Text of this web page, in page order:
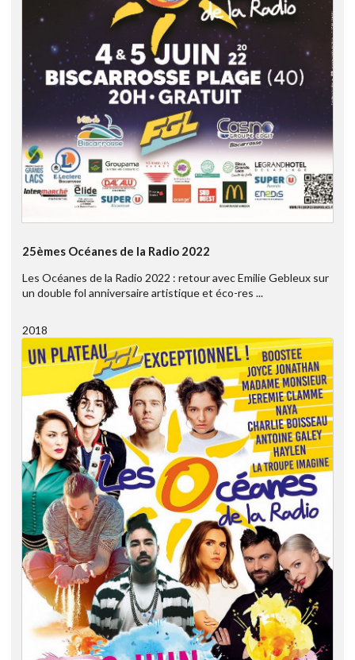
25èmes Océanes de la Radio 2022
Les Océanes de la Radio 2022 : retour avec Emilie Gebleux sur
un double fol anniversaire artistique et éco-res ...
2018